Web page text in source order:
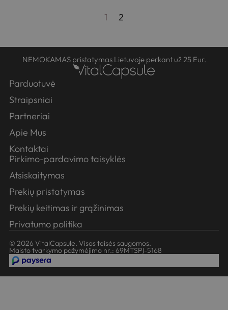
1 2
NEMOKAMAS pristatymas Lietuvoje perkant už 25 Eur.
Parduotuvė
Straipsniai
Partneriai
Apie Mus
Kontaktai
Pirkimo-pardavimo taisyklės
Atsiskaitymas
Prekių pristatymas
Prekių keitimas ir grąžinimas
Privatumo politika
© 2026 VitalCapsule. Visos teisės saugomos.
Maisto tvarkymo pažymėjimo nr.: 69MTSPĮ-5168